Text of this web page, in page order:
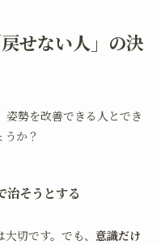
せない人」の決
姿勢を改善できる人とでき
か？
治そうとする
切です。でも、 意識だけ